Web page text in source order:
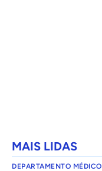
MAIS LIDAS
DEPARTAMENTO MÉDICO